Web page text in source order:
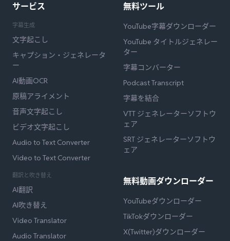
サービス
字幕生成
文字起こし
キャプション・ジェネレータ
ー
AI動画OCR
原稿アライメント
音声文字起こし
ビデオ文字起こし
Audio to Text Converter
Video to Text Converter
翻訳と吹き替え
AI翻訳
AI吹き替え
Video Translator
Audio Translator
無料ツール
YouTube字幕ダウンローダー
YouTube タイトルジェネレー
ター
字幕コンバーター
Podcast Transcript
字幕を結合
VTT ジェネレーターソフトウ
ェア
SRT ジェネレーターソフトウ
ェア
無料動画ダウンローダー
YouTubeダウンローダー
TikTokダウンローダー
X(Twitter)ダウンローダー